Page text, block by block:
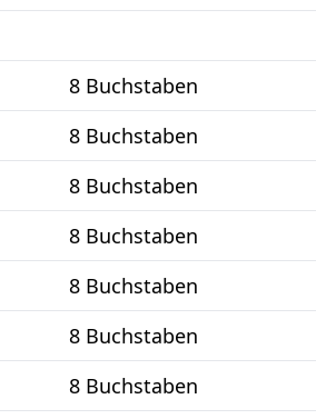
8 Buchstaben
8 Buchstaben
8 Buchstaben
8 Buchstaben
8 Buchstaben
8 Buchstaben
8 Buchstaben